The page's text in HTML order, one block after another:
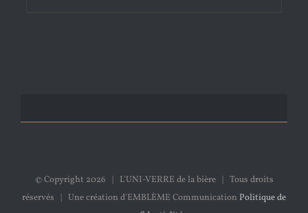
© Copyright 2026 | L'UNI-VERRE de la bière | Tous droits
réservés | Une création d'EMBLÈME Communication Politique de